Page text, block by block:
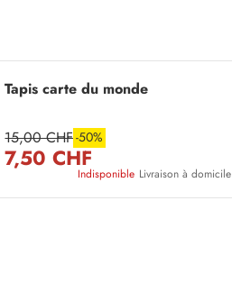
Tapis carte du monde
15,00 CHF-50%
7,50 CHF
Indisponible Livraison à domicile